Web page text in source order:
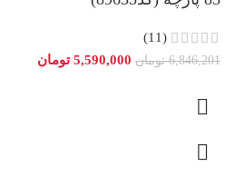
(11)
6,846,201 تومان 5,590,000 تومان